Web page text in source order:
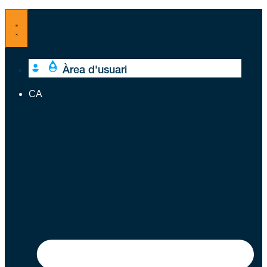
Vés
contingut
Àrea d'usuari
CA